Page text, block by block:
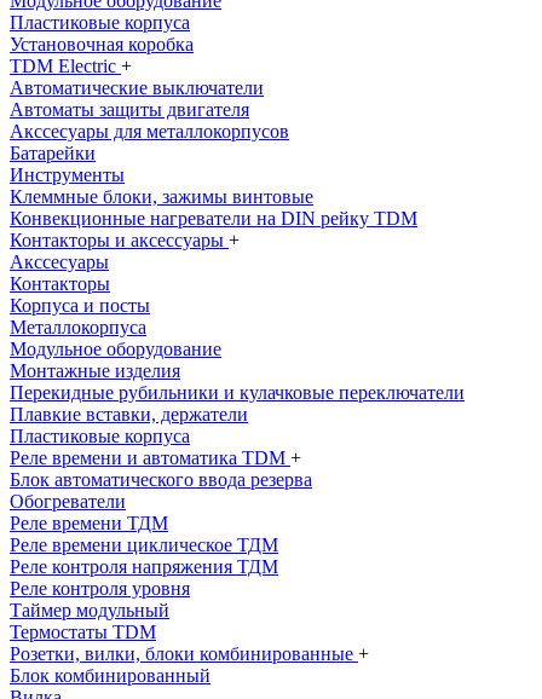
Пластиковые корпуса
Установочная коробка
TDM Electric +
Автоматические выключатели
Автоматы защиты двигателя
Акссесуары для металлокорпусов
Батарейки
Инструменты
Клеммные блоки, зажимы винтовые
Конвекционные нагреватели на DIN рейку TDM
Контакторы и аксессуары +
Акссесуары
Контакторы
Корпуса и посты
Металлокорпуса
Модульное оборудование
Монтажные изделия
Перекидные рубильники и кулачковые переключатели
Плавкие вставки, держатели
Пластиковые корпуса
Реле времени и автоматика TDM +
Блок автоматического ввода резерва
Обогреватели
Реле времени ТДМ
Реле времени циклическое ТДМ
Реле контроля напряжения ТДМ
Реле контроля уровня
Таймер модульный
Термостаты TDM
Розетки, вилки, блоки комбинированные +
Блок комбинированный